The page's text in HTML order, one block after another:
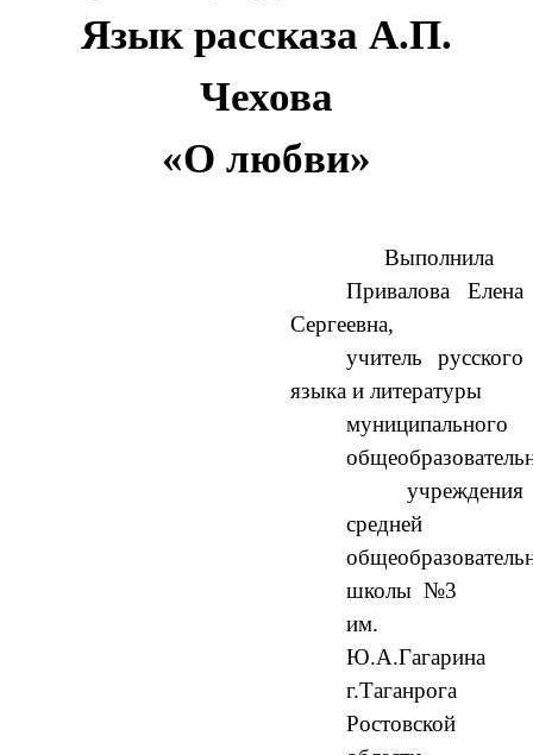
Язык рассказа А.П.
Чехова
«О любви»
Выполнила
Привалова Елена
Сергеевна,
учитель русского
языка и литературы
муниципального
учреждения
средней
школы №3
им.
Ю.А.Гагарина
г.Таганрога
Ростовской